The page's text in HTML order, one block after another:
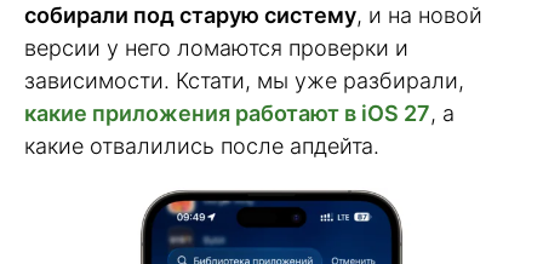
собирали под старую систему, и на новой
версии у него ломаются проверки и
зависимости. Кстати, мы уже разбирали,
какие приложения работают в iOS 27, а
какие отвалились после апдейта.